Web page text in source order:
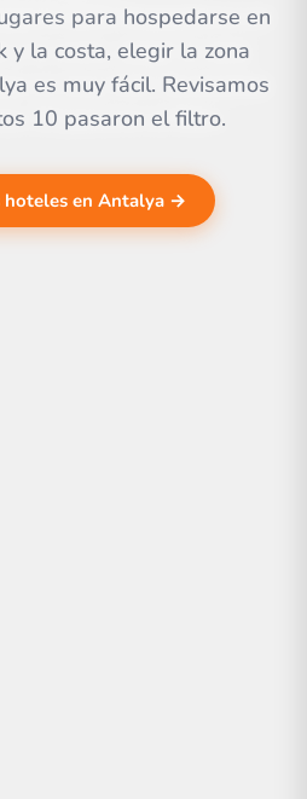
para hospedarse en
y la costa, elegir la zona
es muy fácil. Revisamos
10 pasaron el filtro.
hoteles en Antalya →